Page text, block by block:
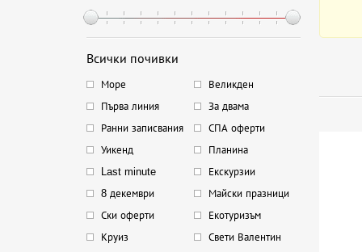
Всички почивки
Море
Великден
Първа линия
За двама
Ранни записвания
СПА оферти
Уикенд
Планина
Last minute
Екскурзии
8 декември
Майски празници
Ски оферти
Екотуризъм
Круиз
Свети Валентин